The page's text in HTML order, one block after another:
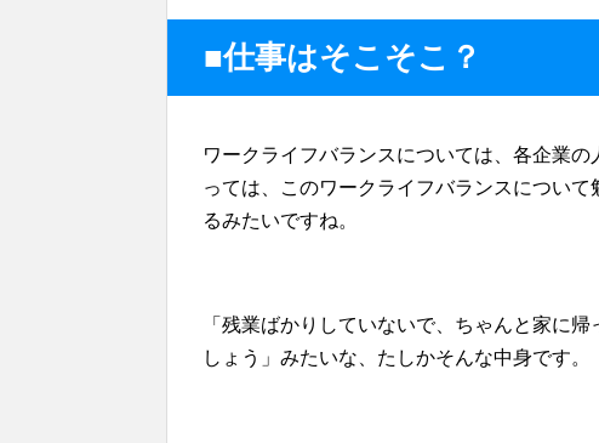
■仕事はそこそこ？
ワークライフバランスについては、各企業
っては、このワークライフバランスについ
るみたいですね。
「残業ばかりしていないで、ちゃんと家に
しょう」みたいな、たしかそんな中身です。